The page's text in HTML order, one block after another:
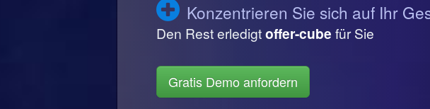
Konzentrieren Sie sich auf Ihr
Den Rest erledigtoffer-cube für Sie
Gratis Demo anfordern